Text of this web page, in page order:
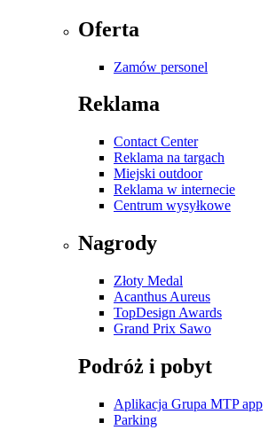
Oferta
Zamów personel
Reklama
Contact Center
Reklama na targach
Miejski outdoor
Reklama w internecie
Centrum wysyłkowe
Nagrody
Złoty Medal
Acanthus Aureus
TopDesign Awards
Grand Prix Sawo
Podróż i pobyt
Aplikacja Grupa MTP app
Parking